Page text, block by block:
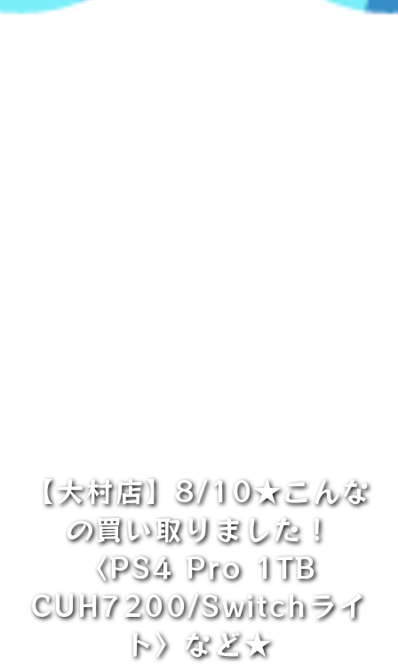
【大村店】8/10★こんな
の買い取りました！
〈PS4 Pro 1TB
CUH7200/Switchライ
ト〉など★